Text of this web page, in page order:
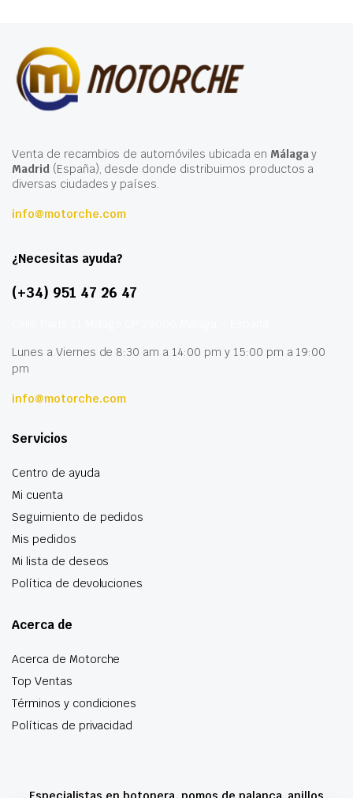
Venta de recambios de automóviles ubicada en Málagay
Madrid(España), desde donde distribuimos productos a
diversas ciudades y países.
info@motorche.com
¿Necesitas ayuda?
(+34) 951 47 26 47
Lunes a Viernes de 8:30 am a 14:00 pm y 15:00 pm a 19:00
pm
info@motorche.com
Servicios
Centro de ayuda
Mi cuenta
Seguimiento de pedidos
Mis pedidos
Mi lista de deseos
Política de devoluciones
Acerca de
Acerca de Motorche
Top Ventas
Términos y condiciones
Políticas de privacidad